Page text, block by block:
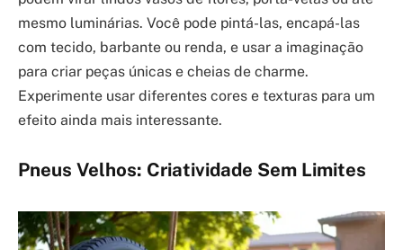
mesmo luminárias. Você pode pintá-las, encapá-las
com tecido, barbante ou renda, e usar a imaginação
para criar peças únicas e cheias de charme.
Experimente usar diferentes cores e texturas para um
efeito ainda mais interessante.
Pneus Velhos: Criatividade Sem Limites